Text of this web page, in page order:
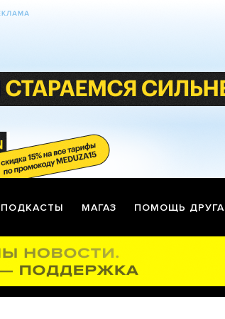
ПОДКАСТЫ МАГАЗ ПОМОЩЬ ДРУГА